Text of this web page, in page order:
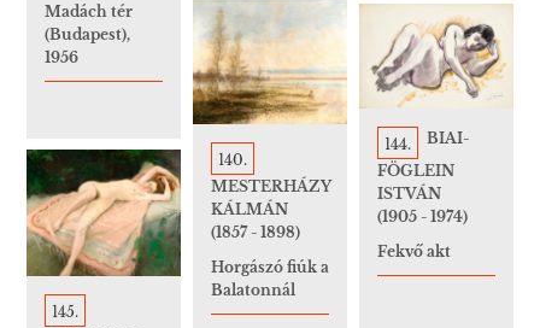
Madách tér
(Budapest),
1956
140.
MESTERHÁZY
KÁLMÁN
(1857 - 1898)
Horgászó fiúk a
Balatonnál
144.
BIAI-
FÖGLEIN
ISTVÁN
(1905 - 1974)
Fekvő akt
145.